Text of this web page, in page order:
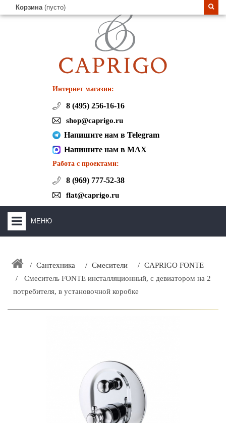
Корзина (пусто)
Интернет магазин:
8 (495) 256-16-16
shop@caprigo.ru
Напишите нам в Telegram
Напишите нам в MAX
Работа с проектами:
8 (969) 777-52-38
flat@caprigo.ru
МЕНЮ
ЗАКАЗАТЬ РАСЧЕТ КУХНИ CAPRIGO
+
Сантехника Смесители
CAPRIGO FONTE
Cмеситель FONTE инсталляционный, с девиатором на 2
потребителя, в установочной коробке